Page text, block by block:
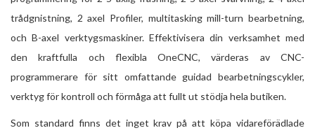
trådgnistning, 2 axel Profiler, multitasking mill-turn bearbetning,
och B-axel verktygsmaskiner. Effektivisera din verksamhet med
den kraftfulla och flexibla OneCNC, värderas av CNC-
programmerare för sitt omfattande guidad bearbetningscykler,
verktyg för kontroll och förmåga att fullt ut stödja hela butiken.
Som standard finns det inget krav på att köpa vidareförädlade